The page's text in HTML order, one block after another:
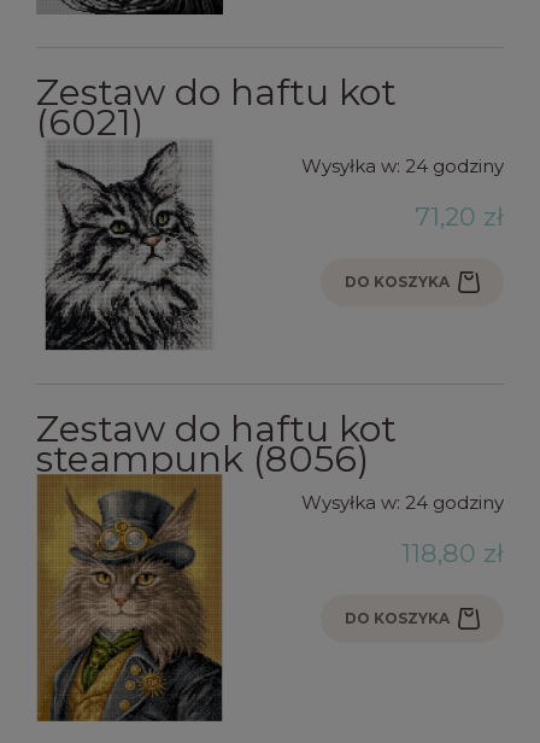
Zestaw do haftu kot
(6021)
Wysyłka w: 24 godziny
71,20 zł
DO KOSZYKA
Zestaw do haftu kot
steampunk (8056)
Wysyłka w: 24 godziny
118,80 zł
DO KOSZYKA